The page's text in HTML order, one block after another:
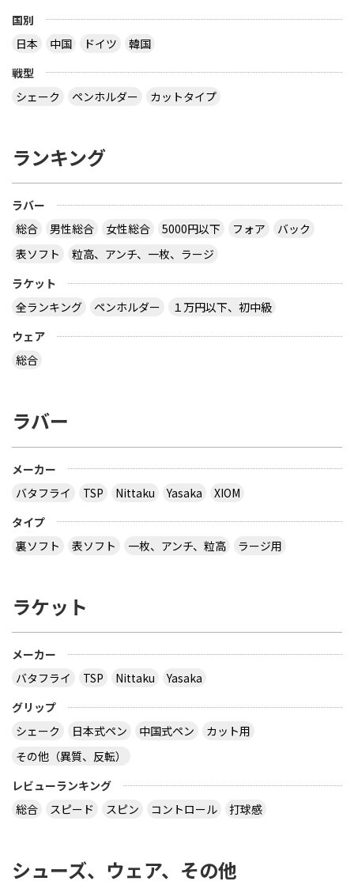
国別
日本
中国 ドイツ
韓国
戦型
シェーク
ペンホルダー カットタイプ
ランキング
ラバー
総合
男性総合 女性総合 5000円以下 フォア
バック
表ソフト
粒高、アンチ、一枚、ラージ
ラケット
全ランキング
ペンホルダー
１万円以下、初中級
ウェア
総合
ラバー
メーカー
バタフライ
TSP Nittaku Yasaka
XIOM
タイプ
裏ソフト
表ソフト 一枚、アンチ、粒高 ラージ用
ラケット
メーカー
バタフライ
TSP Nittaku
Yasaka
グリップ
シェーク
日本式ペン 中国式ペン
カット用
その他（異質、反転）
レビューランキング
総合
スピード スピン コントロール 打球感
シューズ、ウェア、その他